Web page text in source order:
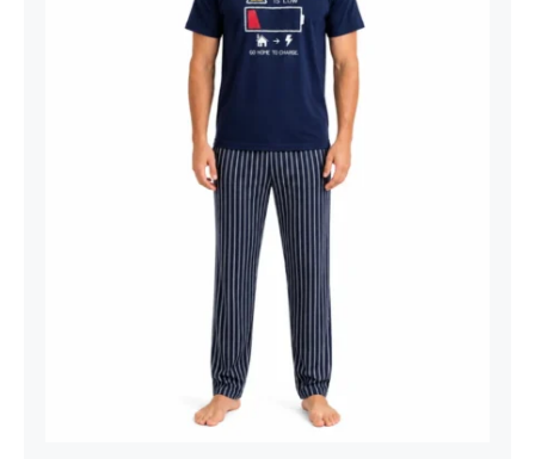
Muška Pidžama Social Battery Teget
– Kratki Rukav i Prugaste Pantalone
| Bear Underwear